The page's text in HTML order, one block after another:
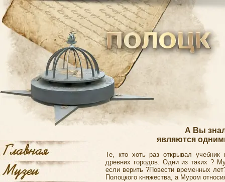
А Вы
являются
Те, кто хоть раз открывал
древних городов. Одни из таких ?
если верить ?Повести временных
Полоцкого княжества, а Муром